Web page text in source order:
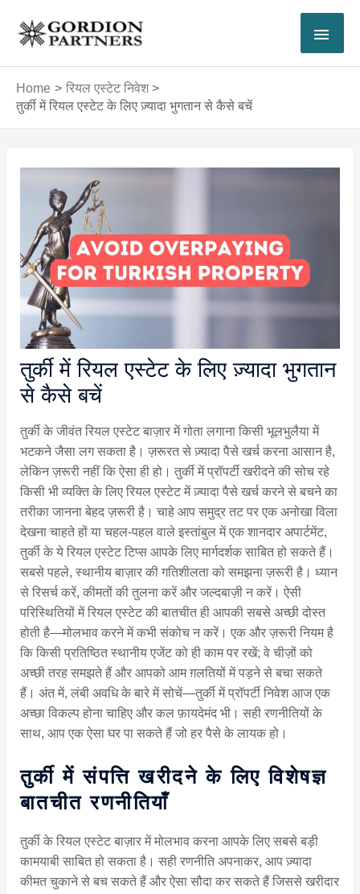
content
Home
रियल एस्टेट निवेश
तुर्की में रियल एस्टेट के लिए ज़्यादा भुगतान से कैसे बचें
तुर्की में रियल एस्टेट के लिए ज़्यादा भुगतान
से कैसे बचें
तुर्की के जीवंत रियल एस्टेट बाज़ार में गोता लगाना किसी भूलभुलैया में
भटकने जैसा लग सकता है। ज़रूरत से ज़्यादा पैसे खर्च करना आसान है,
लेकिन ज़रूरी नहीं कि ऐसा ही हो। तुर्की में प्रॉपर्टी खरीदने की सोच रहे
किसी भी व्यक्ति के लिए रियल एस्टेट में ज़्यादा पैसे खर्च करने से बचने का
तरीका जानना बेहद ज़रूरी है। चाहे आप समुद्र तट पर एक अनोखा विला
देखना चाहते हों या चहल-पहल वाले इस्तांबुल में एक शानदार अपार्टमेंट,
तुर्की के ये रियल एस्टेट टिप्स आपके लिए मार्गदर्शक साबित हो सकते हैं।
सबसे पहले, स्थानीय बाज़ार की गतिशीलता को समझना ज़रूरी है। ध्यान
से रिसर्च करें, कीमतों की तुलना करें और जल्दबाज़ी न करें। ऐसी
परिस्थितियों में रियल एस्टेट की बातचीत ही आपकी सबसे अच्छी दोस्त
होती है—मोलभाव करने में कभी संकोच न करें। एक और ज़रूरी नियम है
कि किसी प्रतिष्ठित स्थानीय एजेंट को ही काम पर रखें; वे चीज़ों को
अच्छी तरह समझते हैं और आपको आम ग़लतियों में पड़ने से बचा सकते
हैं। अंत में, लंबी अवधि के बारे में सोचें—तुर्की में प्रॉपर्टी निवेश आज एक
अच्छा विकल्प होना चाहिए और कल फ़ायदेमंद भी। सही रणनीतियों के
साथ, आप एक ऐसा घर पा सकते हैं जो हर पैसे के लायक हो।
तुर्की में संपत्ति खरीदने के लिए विशेषज्ञ
बातचीत रणनीतियाँ
तुर्की के रियल एस्टेट बाज़ार में मोलभाव करना आपके लिए सबसे बड़ी
कामयाबी साबित हो सकता है। सही रणनीति अपनाकर, आप ज़्यादा
कीमत चुकाने से बच सकते हैं और ऐसा सौदा कर सकते हैं जिससे खरीदार